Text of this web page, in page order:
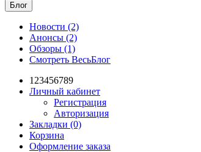
Блог
Новости (2)
Анонсы (2)
Обзоры (1)
Смотреть ВесьБлог
123456789
Личный кабинет
Регистрация
Авторизация
Закладки (0)
Корзина
Оформление заказа